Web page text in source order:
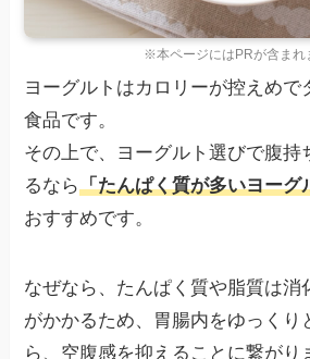
※本ページにはPRが含まれ
ヨーグルトはカロリーが控えめで
食品です。
その上で、ヨーグルト選びで腹持
るなら「たんぱく質が多いヨーグ
おすすめです。
なぜなら、たんぱく質や脂質は消
がかかるため、胃腸内をゆっくり
ら、空腹感を抑えることに繋がり